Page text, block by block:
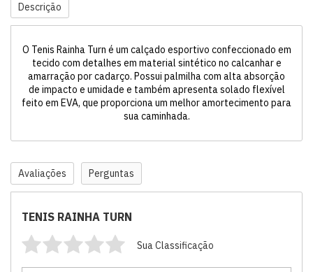
Descrição
O Tenis Rainha Turn é um calçado esportivo confeccionado em
tecido com detalhes em material sintético no calcanhar e
amarração por cadarço. Possui palmilha com alta absorção
de impacto e umidade e também apresenta solado flexível
feito em EVA, que proporciona um melhor amortecimento para
sua caminhada.
Avaliações Perguntas
TENIS RAINHA TURN
Sua Classificação